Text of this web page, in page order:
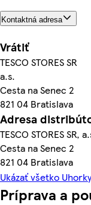
Kontaktná adresa
Vrátiť
TESCO STORES SR
a.s.
Cesta na Senec 2
821 04 Bratislava
Adresa
TESCO STORES SR,
Cesta na Senec 2
821 04 Bratislava
Ukázať všetko Uhorky
Príprava a